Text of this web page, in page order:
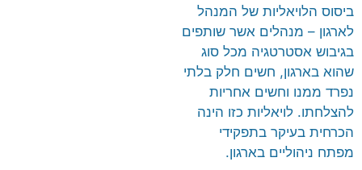
ביסוס הלויאליות של המנהל
לארגון – מנהלים אשר שותפים
בגיבוש אסטרטגיה מכל סוג
שהוא בארגון, חשים חלק בלתי
נפרד ממנו וחשים אחריות
להצלחתו. לויאליות כזו הינה
הכרחית בעיקר בתפקידי
מפתח ניהוליים בארגון.